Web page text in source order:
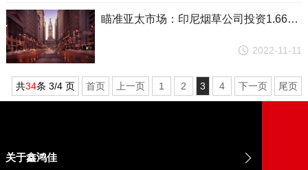
瞄准亚太市场：印尼烟草公司投资1.661亿美元为IQOS建工厂
2022-11-11
共34条 3/4 页 首页 上一页 1 2 3 4 下一页 尾页
关于鑫鸿佳